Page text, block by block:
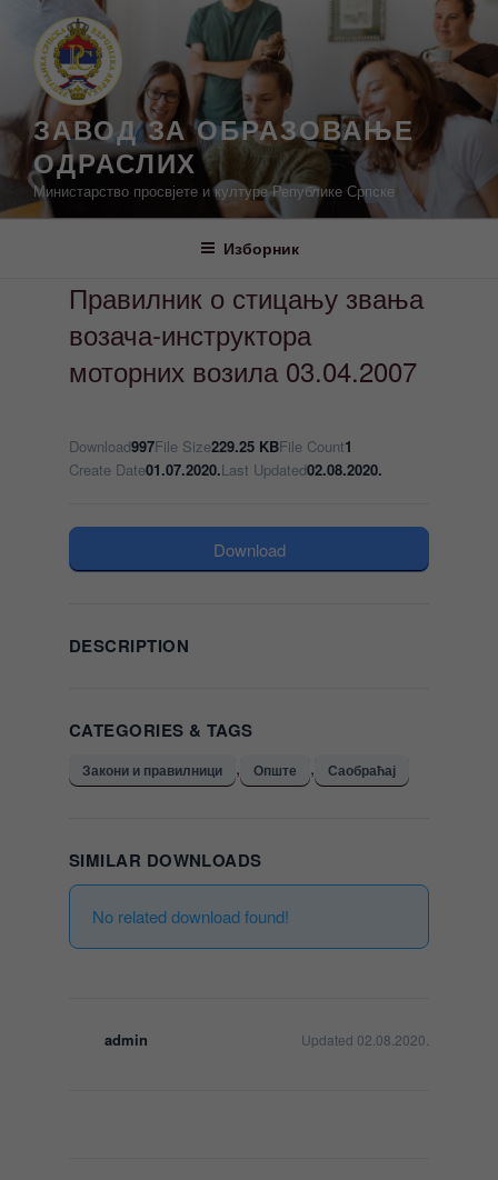
садржај
ЗАВОД ЗА ОБРАЗОВАЊЕ
ОДРАСЛИХ
Министарство просвјете и културе Републике Српске
Изборник
Правилник о стицању звања
возача-инструктора
моторних возила 03.04.2007
Download997File Size229.25 KBFile Count1
Create Date01.07.2020.Last Updated02.08.2020.
Download
DESCRIPTION
CATEGORIES & TAGS
Закони и правилници , Опште , Саобраћај
SIMILAR DOWNLOADS
No related download found!
admin Updated 02.08.2020.